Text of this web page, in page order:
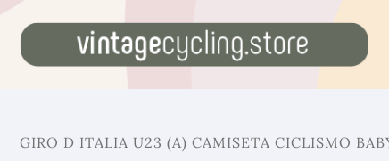
GIRO D ITALIA U23 (A) CAMISETA CICLISMO